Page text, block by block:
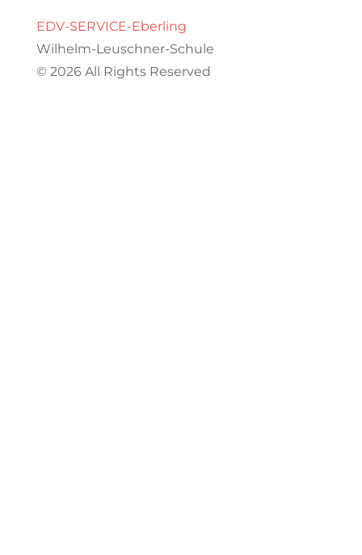
EDV-SERVICE-Eberling
Wilhelm-Leuschner-Schule
© 2026 All Rights Reserved